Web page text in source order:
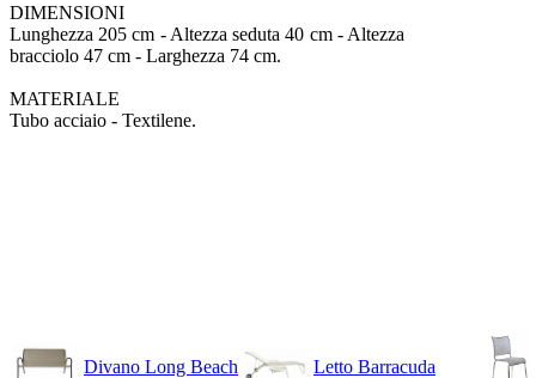
DIMENSIONI
Lunghezza 205 cm -Altezza seduta 40 cm -Altezza
bracciolo 47 cm - Larghezza 74 cm.
MATERIALE
Tubo acciaio - Textilene.
Divano Long Beach Letto Barracuda